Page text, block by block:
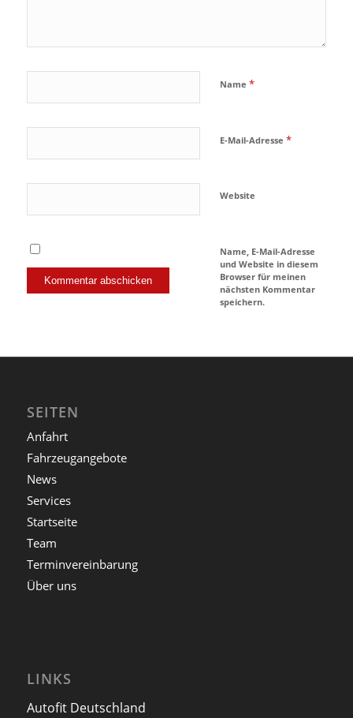
Name *
E-Mail-Adresse *
Website
Name, E-Mail-Adresse
und Website in diesem
Browser für meinen
nächsten Kommentar
speichern.
SEITEN
Anfahrt
Fahrzeugangebote
News
Services
Startseite
Team
Terminvereinbarung
Über uns
LINKS
Autofit Deutschland